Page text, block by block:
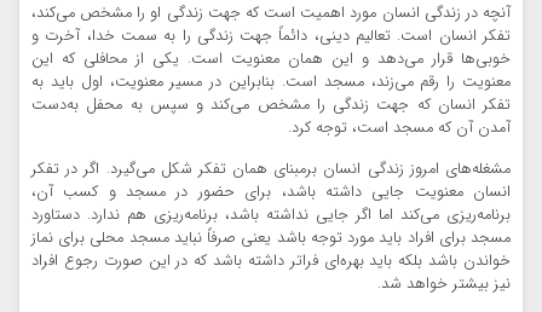
آنچه در زندگی انسان مورد اهمیت است که جهت زندگی او را مشخص می‌کند،
تفکر انسان است. تعالیم دینی، دائماً جهت زندگی را به سمت خدا، آخرت و
خوبی‌ها قرار می‌دهد و این همان معنویت است. یکی از محافلی که این
معنویت را رقم می‌زند، مسجد است. بنابراین در مسیر معنویت، اول باید به
تفکر انسان که جهت زندگی را مشخص می‌کند و سپس به محفل به‌دست
آمدن آن که مسجد است، توجه کرد.
مشغله‌های امروز زندگی انسان برمبنای همان تفکر شکل می‌گیرد. اگر در تفکر
انسان معنویت جایی داشته باشد، برای حضور در مسجد و کسب آن،
برنامه‌ریزی می‌کند اما اگر جایی نداشته باشد، برنامه‌ریزی هم ندارد. دستاورد
مسجد برای افراد باید مورد توجه باشد یعنی صرفاً نباید مسجد محلی برای نماز
خواندن باشد بلکه باید بهره‌ای فراتر داشته باشد که در این صورت رجوع افراد
نیز بیشتر خواهد شد.